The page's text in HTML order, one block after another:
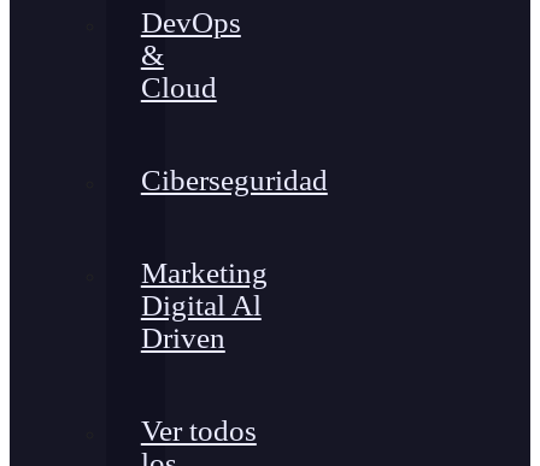
DevOps
&
Cloud
Ciberseguridad
Marketing
Digital Al
Driven
Ver todos